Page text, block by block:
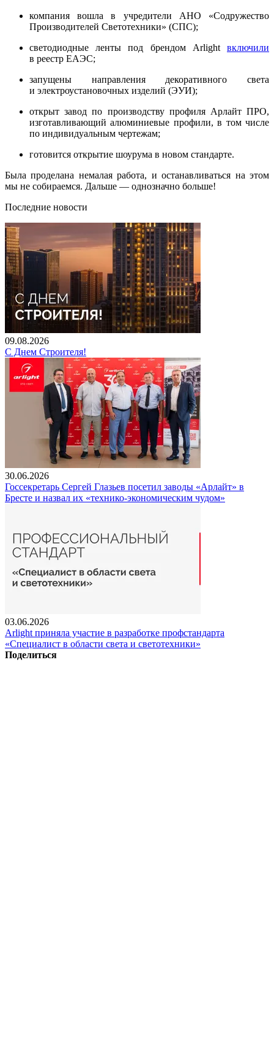
компания вошла в учредители АНО «Содружество
Производителей Светотехники» (СПС);
светодиодные ленты под брендом Arlight включили
в реестр ЕАЭС;
запущены направления декоративного света
и электроустановочных изделий (ЭУИ);
открыт завод по производству профиля Арлайт ПРО,
изготавливающий алюминиевые профили, в том числе
по индивидуальным чертежам;
готовится открытие шоурума в новом стандарте.
Была проделана немалая работа, и останавливаться на этом
мы не собираемся. Дальше — однозначно больше!
Последние новости
09.08.2026
С Днем Строителя!
30.06.2026
Госсекретарь Сергей Глазьев посетил заводы «Арлайт» в
Бресте и назвал их «технико-экономическим чудом»
03.06.2026
Arlight приняла участие в разработке профстандарта
«Специалист в области света и светотехники»
Поделиться